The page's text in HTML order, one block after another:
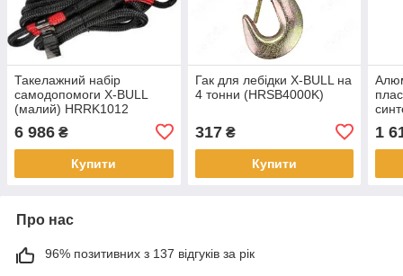
Такелажний набір
самодопомоги X-BULL
(малий) HRRK1012
6 986 ₴
Купити
Гак для лебідки X-BULL на
4 тонни (HRSB4000K)
317₴
Купити
1
Про нас
96% позитивних з 137 відгуків за рік